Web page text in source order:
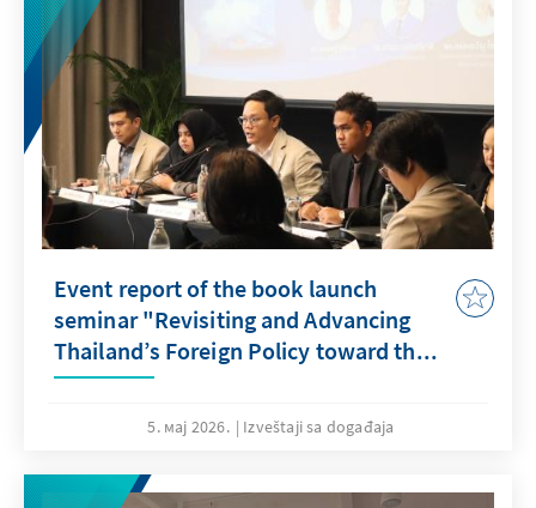
Event report of the book launch
seminar "Revisiting and Advancing
Thailand’s Foreign Policy toward th...
5. мај 2026. Izveštaji sa događaja